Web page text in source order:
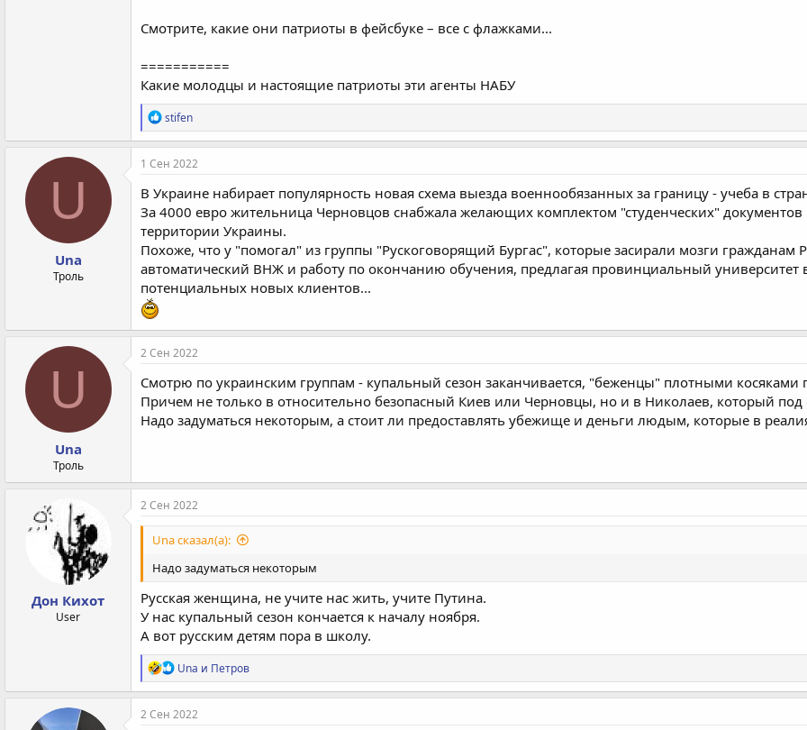
Смотрите, какие они патриоты в фейсбуке – все с флажками...
===========
Какие молодцы и настоящие патриоты эти агенты НАБУ
Р
е
а
к
и
и
:
stifen
U
Una
Троль
1 Сен 2022
В Украине набирает популярность новая схема выезда военнообязанных за границу - учеба в
За 4000 евро жительница Черновцов снабжала желающих комплектом "студенческих"
территории Украины.
Похоже, что у "помогал" из группы "Рускоговорящий Бургас", которые засирали мозги
автоматический ВНЖ и работу по окончанию обучения, предлагая провинциальный
потенциальных новых клиентов...
U
Una
Троль
2 Сен 2022
Смотрю по украинским группам - купальный сезон заканчивается, "беженцы" плотными косяками
Причем не только в относительно безопасный Киев или Черновцы, но и в Николаев, который
Надо задуматься некоторым, а стоит ли предоставлять убежище и деньги людым, которые в
Дон Кихот
User
2 Сен 2022
Una сказал(а):
Надо задуматься некоторым
Русская женщина, не учите нас жить, учите Путина.
У нас купальный сезон кончается к началу ноября.
А вот русским детям пора в школу.
Р
е
а
к
Una и Петров
2 Сен 2022